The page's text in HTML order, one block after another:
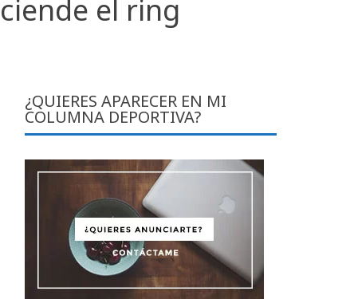
el ring
¿QUIERES APARECER EN MI
COLUMNA DEPORTIVA?